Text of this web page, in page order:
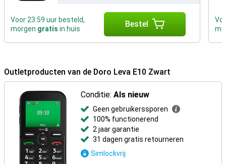
Voor 23:59 uur besteld,
morgen gratis in huis Bestel
Outletproducten van de Doro Leva E10 Zwart
Conditie:Als nieuw
Geen gebruikerssporen
100% functionerend
2 jaar garantie
31 dagen gratis retourneren
Simlockvrij